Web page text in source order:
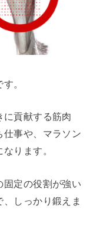
。
に貢献する筋肉
仕事や、マラソン
ります。
固定の役割が強い
しっかり鍛えま